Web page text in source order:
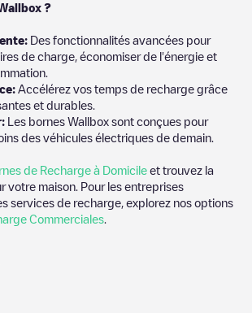
?
Des fonctionnalités avancées pour
de charge, économiser de l'énergie et
Accélérez vos temps de recharge grâce
et durables.
Les bornes Wallbox sont conçues pour
des véhicules électriques de demain.
de Recharge à Domicile et trouvez la
votre maison. Pour les entreprises
services de recharge, explorez nos options
Commerciales